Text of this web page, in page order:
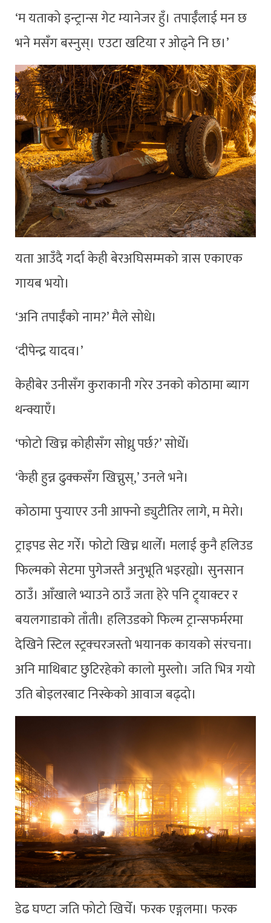
‘म यताको इन्ट्रान्स गेट म्यानेजर हुँ। तपाईँलाई मन छ
भने मसँग बस्नुस्। एउटा खटिया र ओढ्ने नि छ।’
यता आउँदै गर्दा केही बेरअघिसम्मको त्रास एकाएक
गायब भयो।
‘अनि तपाईँको नाम?’ मैले सोधे।
‘दीपेन्द्र यादव।’
केहीबेर उनीसँग कुराकानी गरेर उनको कोठामा ब्याग
थन्क्याएँ।
‘फोटो खिच्न कोहीसँग सोध्नु पर्छ?’ सोधेँ।
‘केही हुन्न ढुक्कसँग खिच्नुस्,’ उनले भने।
कोठामा पुर्‍याएर उनी आफ्नो ड्युटीतिर लागे, म मेरो।
ट्राइपड सेट गरेँ। फोटो खिच्न थालेँ। मलाई कुनै हलिउड
फिल्मको सेटमा पुगेजस्तै अनुभूति भइरह्यो। सुनसान
ठाउँ। आँखाले भ्याउने ठाउँ जता हेरे पनि ट्र्याक्टर र
बयलगाडाको ताँती। हलिउडको फिल्म ट्रान्सफर्मरमा
देखिने स्टिल स्ट्रक्चरजस्तो भयानक कायको संरचना।
अनि माथिबाट छुटिरहेको कालो मुस्लो। जति भित्र गयो
उति बोइलरबाट निस्केको आवाज बढ्दो।
डेढ घण्टा जति फोटो खिचेँ। फरक एङ्गलमा। फरक